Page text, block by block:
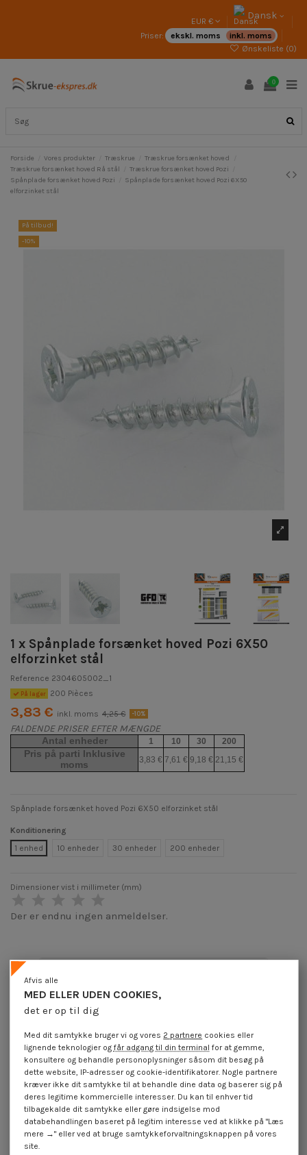
EUR € Dansk
Priser: ekskl. moms
inkl. moms
Ønskeliste (0)
0
Forside Vores produkter Træskrue
Træskrue forsænket hoved
Træskrue forsænket hoved Rå stål
Træskrue forsænket hoved Pozi
Spånplade forsænket hoved Pozi
Spånplade forsænket hoved Pozi 6X50
elforzinket stål
På tilbud!
-10%
1 x Spånplade forsænket hoved Pozi 6X50
elforzinket stål
Reference 2304605002_1
På lager 200 Pièces
3,83 € inkl. moms 4,25 € -10%
FALDENDE PRISER EFTER MÆNGDE
Antal enheder 1 10 30 200
Pris på parti Inklusive
moms
3,83 € 7,61 € 9,18 € 21,15 €
Spånplade forsænket hoved Pozi 6X50 elforzinket stål
Konditionering
1 enhed
10 enheder 30 enheder 200 enheder
Dimensioner vist i millimeter (mm)
Der er endnu ingen anmeldelser.
Produktoplysninger
Anmeldelser (0)
16 andre varer i den samme kategori:
MED ELLER UDEN COOKIES,
det er op til dig
Afvis alle
Med dit samtykke bruger vi og vores 2 partnere cookies eller
lignende teknologier ogfår adgang til din terminal for at gemme,
konsultere og behandle personoplysninger såsom dit besøg på
dette website, IP-adresser og cookie-identifikatorer. Nogle partnere
kræver ikke dit samtykke til at behandle dine data og baserer sig på
deres legitime kommercielle interesser. Du kan til enhver tid
tilbagekalde dit samtykke eller gøre indsigelse mod
databehandlingen baseret på legitim interesse ved at klikke på "Læs
mere →" eller ved at bruge samtykkeforvaltningsknappen på vores
site.